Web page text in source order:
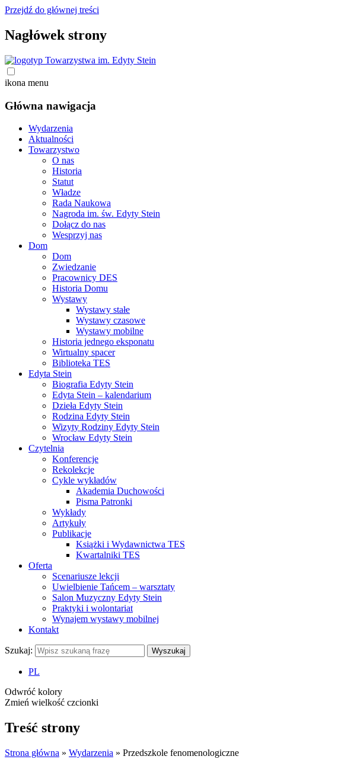
Przejdź do głównej treści
Nagłówek strony
ikona menu
Główna nawigacja
Wydarzenia
Aktualności
Towarzystwo
O nas
Historia
Statut
Władze
Rada Naukowa
Nagroda im. św. Edyty Stein
Dołącz do nas
Wesprzyj nas
Dom
Dom
Zwiedzanie
Pracownicy DES
Historia Domu
Wystawy
Wystawy stałe
Wystawy czasowe
Wystawy mobilne
Historia jednego eksponatu
Wirtualny spacer
Biblioteka TES
Edyta Stein
Biografia Edyty Stein
Edyta Stein – kalendarium
Dzieła Edyty Stein
Rodzina Edyty Stein
Wizyty Rodziny Edyty Stein
Wrocław Edyty Stein
Czytelnia
Konferencje
Rekolekcje
Cykle wykładów
Akademia Duchowości
Pisma Patronki
Wykłady
Artykuły
Publikacje
Książki i Wydawnictwa TES
Kwartalniki TES
Oferta
Scenariusze lekcji
Uwielbienie Tańcem – warsztaty
Salon Muzyczny Edyty Stein
Praktyki i wolontariat
Wynajem wystawy mobilnej
Kontakt
Szukaj: Wyszukaj
PL
Odwróć kolory
Zmień wielkość czcionki
Treść strony
Strona główna » Wydarzenia » Przedszkole fenomenologiczne